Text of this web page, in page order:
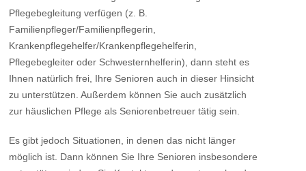
Pflegebegleitung verfügen (z. B.
Familienpfleger/Familienpflegerin,
Krankenpflegehelfer/Krankenpflegehelferin,
Pflegebegleiter oder Schwesternhelferin), dann steht es
Ihnen natürlich frei, Ihre Senioren auch in dieser Hinsicht
zu unterstützen. Außerdem können Sie auch zusätzlich
zur häuslichen Pflege als Seniorenbetreuer tätig sein.
Es gibt jedoch Situationen, in denen das nicht länger
möglich ist. Dann können Sie Ihre Senioren insbesondere